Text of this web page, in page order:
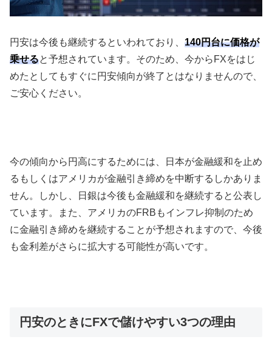
円安は今後も継続するといわれており、 140円台に価格が
乗せると予想されています。そのため、今から FXをはじ
めたとしてもすぐに円安傾向が終了とはなりませんので、
ご安心ください。
今の傾向から円高にするためには、日本が金融緩和を止め
るもしくはアメリカが金融引き締めを中断するしかありま
せん。しかし、日銀は今後も金融緩和を継続すると公表し
ています。また、アメリカのFRB もインフレ抑制のため
に金融引き締めを継続することが予想されますので、今後
も金利差がさらに拡大する可能性が高いです。
円安のときにFXで儲けやすい3つの理由